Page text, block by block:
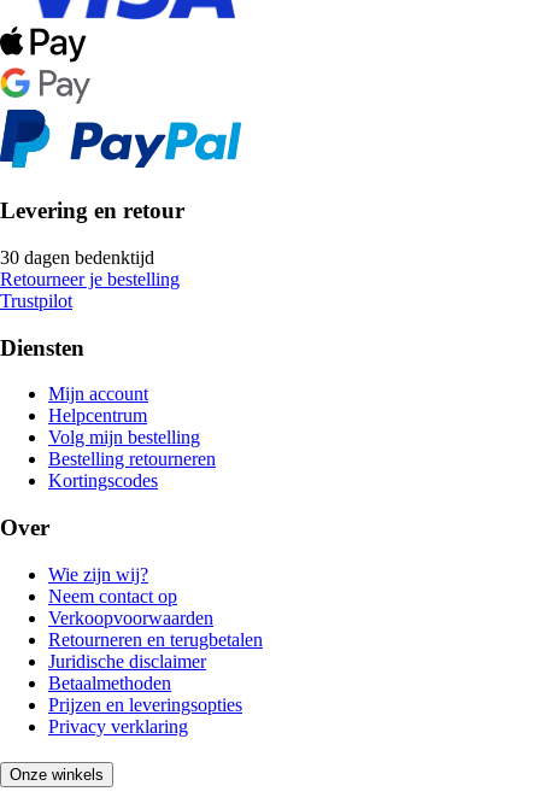
Levering en retour
30 dagen bedenktijd
Retourneer je bestelling
Trustpilot
Diensten
Mijn account
Helpcentrum
Volg mijn bestelling
Bestelling retourneren
Kortingscodes
Over
Wie zijn wij?
Neem contact op
Verkoopvoorwaarden
Retourneren en terugbetalen
Juridische disclaimer
Betaalmethoden
Prijzen en leveringsopties
Privacy verklaring
Onze winkels